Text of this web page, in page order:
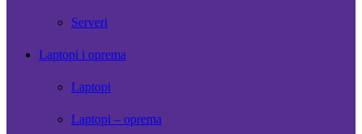
Serveri
Laptopi i oprema
Laptopi
Laptopi – oprema